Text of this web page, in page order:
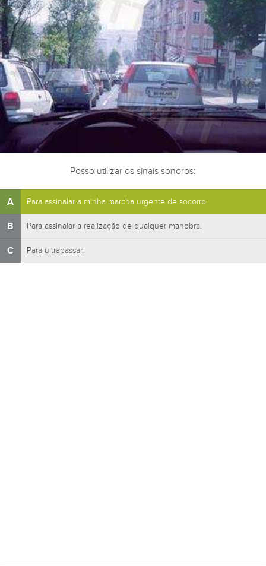
Posso utilizar os sinais sonoros:
A Para assinalar a minha marcha urgente de socorro.
B Para assinalar a realização de qualquer manobra.
C Para ultrapassar.